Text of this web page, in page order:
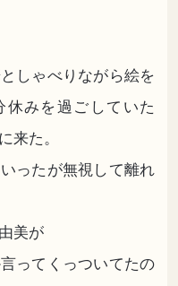
しゃべりながら絵を
休みを過ごしていた
来た。
ったが無視して離れ
美が
ってくっついてたの